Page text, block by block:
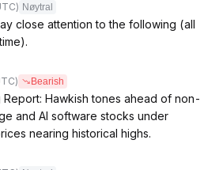
Nøytral
close attention to the following (all
Bearish
Report: Hawkish tones ahead of non-
and AI software stocks under
nearing historical highs.